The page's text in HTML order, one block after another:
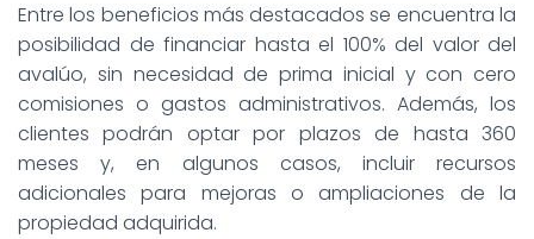
Entre los beneficios más destacados se encuentra la
posibilidad de financiar hasta el 100% del valor del
avalúo, sin necesidad de prima inicial y con cero
comisiones o gastos administrativos. Además, los
clientes podrán optar por plazos de hasta 360
meses y, en algunos casos, incluir recursos
adicionales para mejoras o ampliaciones de la
propiedad adquirida.